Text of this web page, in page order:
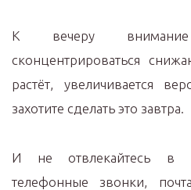
К вечеру
сконцентрироваться
растёт, увеличивается
захотите сделать это завтра.
И не отвлекайтесь в
телефонные звонки,